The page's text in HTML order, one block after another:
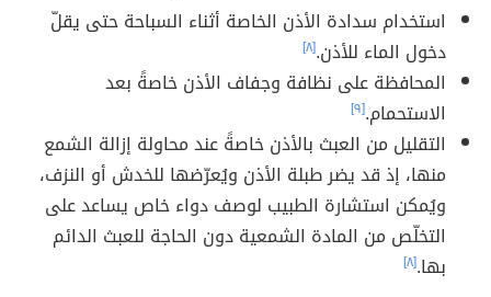
استخدام سدادة الأذن الخاصة أثناء السباحة حتى يقلّ
دخول الماء للأذن.[٨]
المحافظة على نظافة وجفاف الأذن خاصةً بعد
الاستحمام.[٩]
التقليل من العبث بالأذن خاصةً عند محاولة إزالة الشمع
منها، إذ قد يضر طبلة الأذن ويُعرّضها للخدش أو النزف،
ويُمكن استشارة الطبيب لوصف دواء خاص يساعد على
التخلّص من المادة الشمعية دون الحاجة للعبث الدائم
بها.[٨]